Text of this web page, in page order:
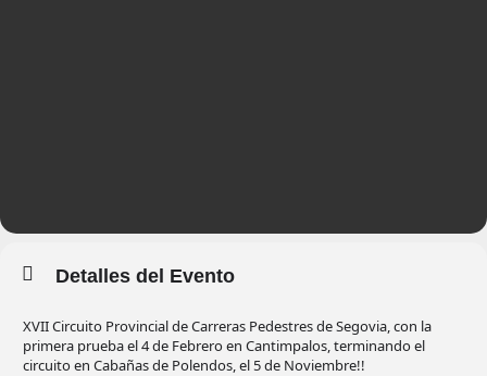
Detalles del Evento
XVII Circuito Provincial de Carreras Pedestres de Segovia, con la
primera prueba el 4 de Febrero en Cantimpalos, terminando el
circuito en Cabañas de Polendos, el 5 de Noviembre!!